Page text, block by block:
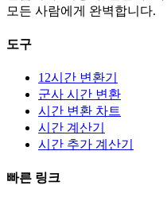
모든 사람에게 완벽합니다.
도구
12시간 변환기
군사 시간 변환
시간 변환 차트
시간 계산기
시간 추가 계산기
빠른 링크